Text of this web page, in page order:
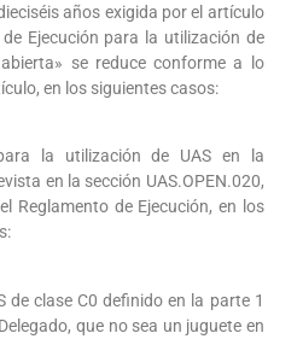
años exigida por el artículo
Ejecución para la utilización de
se reduce conforme a lo
en los siguientes casos:
la utilización de UAS en la
en la sección UAS.OPEN.020,
Reglamento de Ejecución, en los
de clase C0 definido en la parte 1
que no sea un juguete en